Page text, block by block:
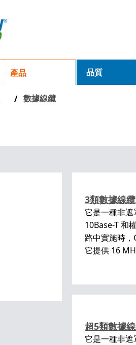
產品 品質
/ 數據線纜
3類數據線纜
它是一種非
10Base-T 和
路中實施時
它提供 16
超5類數據
它是一種非